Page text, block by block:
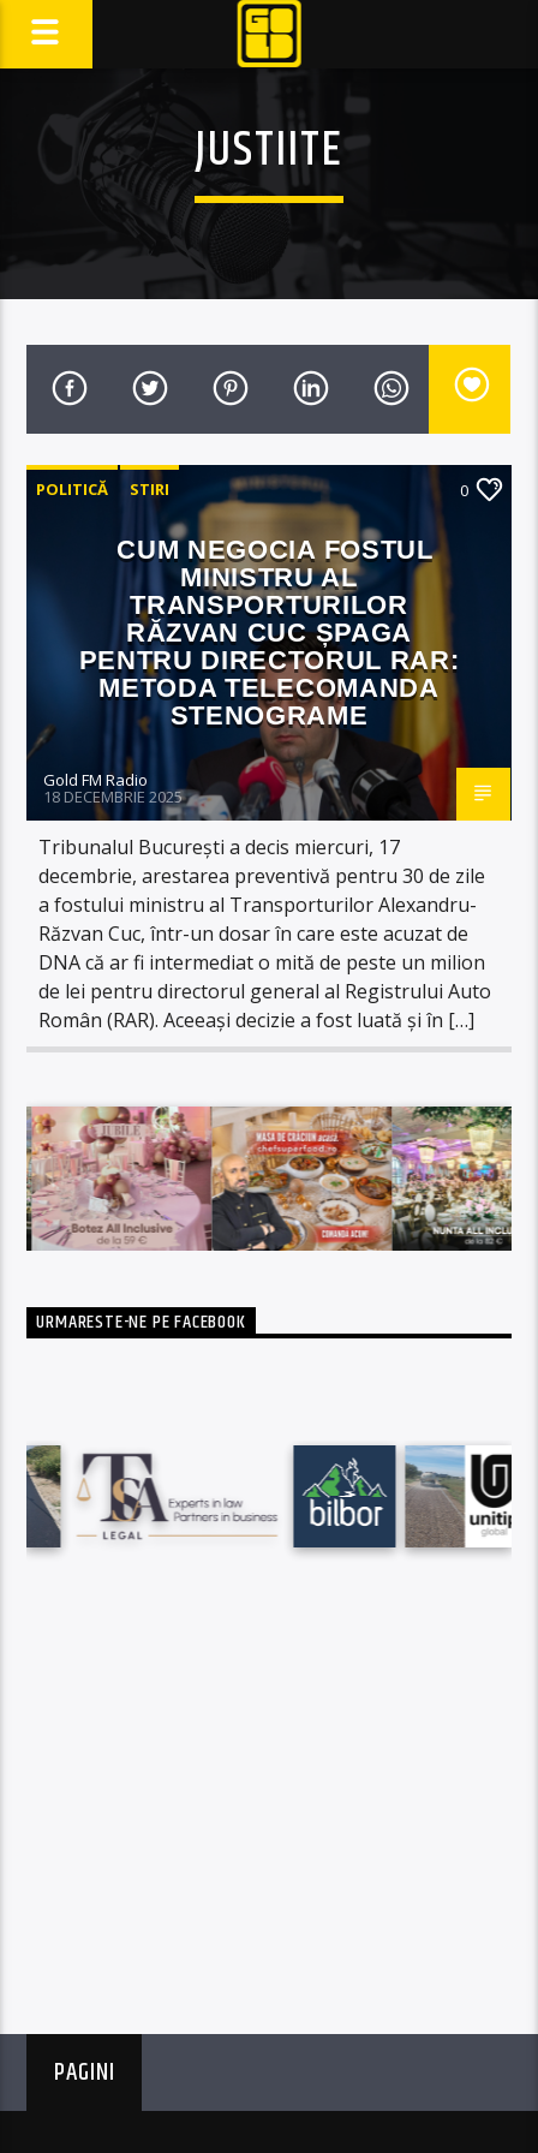
JUSTIITE
POLITICĂ STIRI 0
CUM NEGOCIA FOSTUL
MINISTRU AL
TRANSPORTURILOR
RĂZVAN CUC ȘPAGA
PENTRU DIRECTORUL RAR:
METODA TELECOMANDA
STENOGRAME
Gold FM Radio
18 DECEMBRIE 2025
Tribunalul București a decis miercuri, 17
decembrie, arestarea preventivă pentru 30 de zile
a fostului ministru al Transporturilor Alexandru-
Răzvan Cuc, într-un dosar în care este acuzat de
DNA că ar fi intermediat o mită de peste un milion
de lei pentru directorul general al Registrului Auto
Român (RAR). Aceeași decizie a fost luată și în […]
URMARESTE-NE PE FACEBOOK
PAGINI